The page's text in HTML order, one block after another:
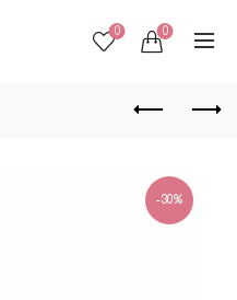
0 0
-30%